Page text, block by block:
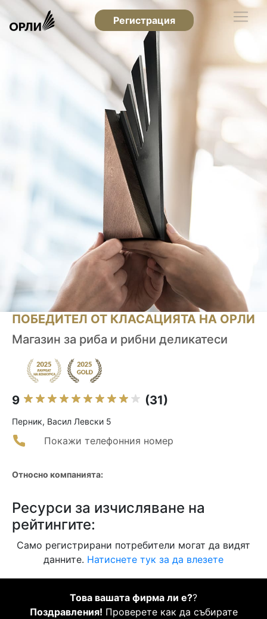
Регистрация
ПОБЕДИТЕЛ ОТ КЛАСАЦИЯТА НА ОРЛИ
Магазин за риба и рибни деликатеси
9 (31)
Перник, Васил Левски 5
Покажи телефонния номер
Относно компанията:
Ресурси за изчисляване на
рейтингите:
Само регистрирани потребители могат да видят
данните. Натиснете тук за да влезете
Това вашата фирма ли е??
Поздравления! Проверете как да събирате